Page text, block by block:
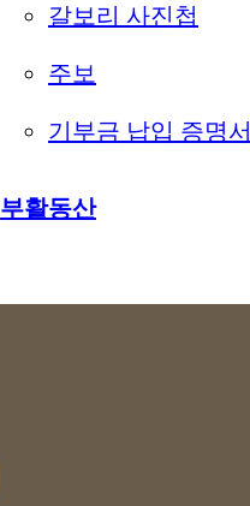
갈보리 사진첩
주보
기부금 납입 증명서
부활동산